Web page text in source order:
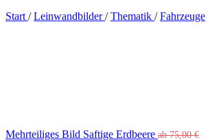
Start / Leinwandbilder/ Thematik / Fahrzeuge
Mehrteiliges Bild Saftige Erdbeere ab75,00€